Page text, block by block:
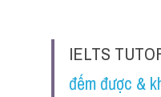
IELTS
đếm được &